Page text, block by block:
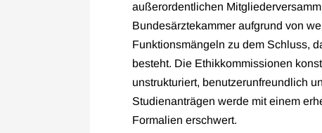
außerordentlichen
Bundesärztekammer aufgrund von
Funktionsmängeln zu dem Schluss,
besteht. Die Ethikkommissionen
unstrukturiert, benutzerunfreundlich
Studienanträgen werde mit einem
Formalien erschwert.